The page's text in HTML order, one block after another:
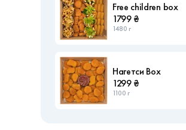
Free children box
1799 ₴
1480 г
Нагетси Box
1299 ₴
1100 г